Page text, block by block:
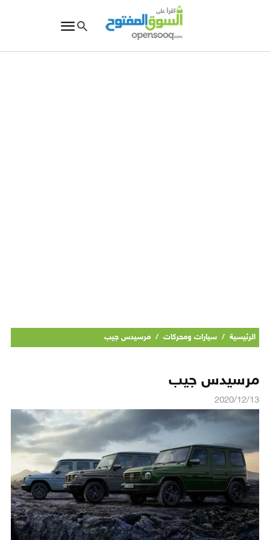
الرئيسية / سيارات ومحركات / مرسيدس جيب
مرسيدس جيب
2020/12/13